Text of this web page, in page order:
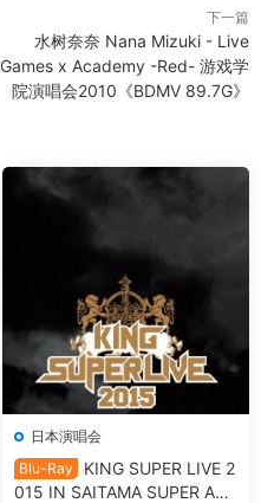
下一篇
水树奈奈 Nana Mizuki - Live
Games x Academy -Red- 游戏学
院演唱会2010《BDMV 89.7G》
日本演唱会
Blu-Ray
KING SUPER LIVE 2
015 IN SAITAMA SUPER ARE